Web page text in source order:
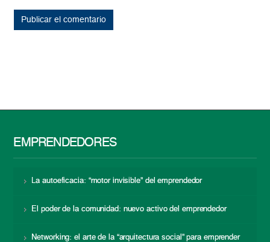
EMPRENDEDORES
La autoeficacia: “motor invisible” del emprendedor
El poder de la comunidad: nuevo activo del emprendedor
Networking: el arte de la “arquitectura social” para emprender